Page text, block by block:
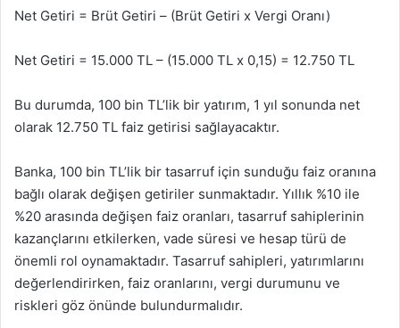
Net Getiri = Brüt Getiri – (Brüt Getiri x Vergi Oranı)
Net Getiri = 15.000 TL – (15.000 TL x 0,15) = 12.750 TL
Bu durumda, 100 bin TL’lik bir yatırım, 1 yıl sonunda net
olarak 12.750 TL faiz getirisi sağlayacaktır.
Banka, 100 bin TL’lik bir tasarruf için sunduğu faiz oranına
bağlı olarak değişen getiriler sunmaktadır. Yıllık %10 ile
%20 arasında değişen faiz oranları, tasarruf sahiplerinin
kazançlarını etkilerken, vade süresi ve hesap türü de
önemli rol oynamaktadır. Tasarruf sahipleri, yatırımlarını
değerlendirirken, faiz oranlarını, vergi durumunu ve
riskleri göz önünde bulundurmalıdır.